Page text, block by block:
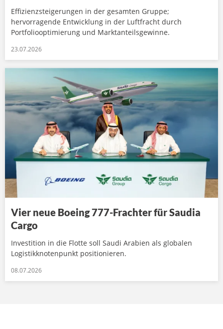
Effizienzsteigerungen in der gesamten Gruppe;
hervorragende Entwicklung in der Luftfracht durch
Portfoliooptimierung und Marktanteilsgewinne.
23.07.2026
Vier neue Boeing 777-Frachter für Saudia
Cargo
Investition in die Flotte soll Saudi Arabien als globalen
Logistikknotenpunkt positionieren.
08.07.2026